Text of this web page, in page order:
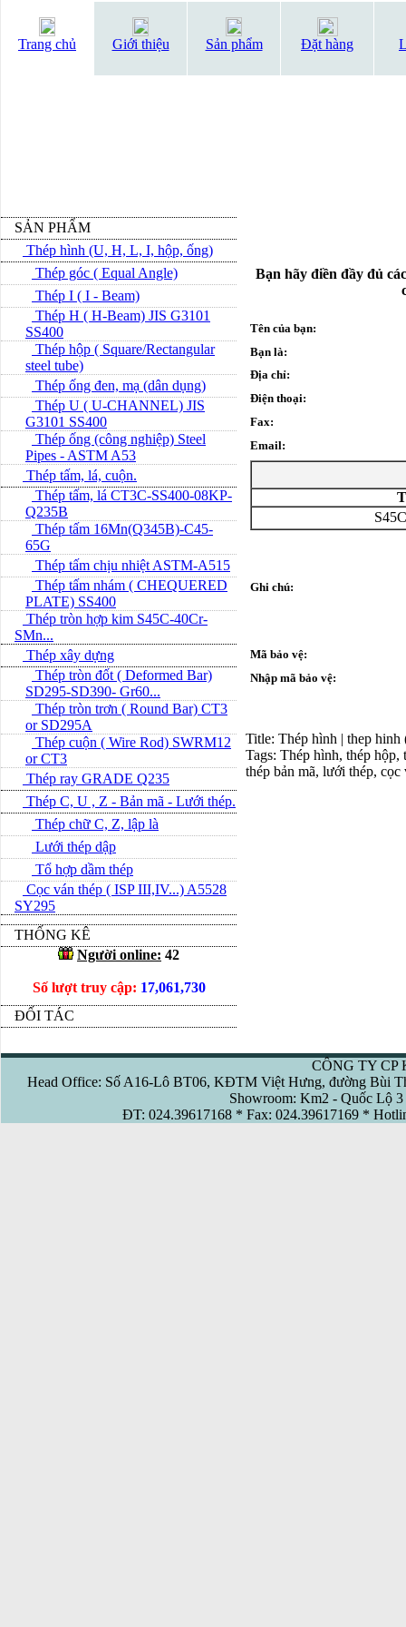
Trang chủ Giới thiệu Sản phẩm Đặt hàng
SẢN PHẨM
Thép hình (U, H, L, I, hộp, ống)
Thép góc ( Equal Angle)
Thép I ( I - Beam)
Thép H ( H-Beam) JIS G3101
SS400
Thép hộp ( Square/Rectangular
steel tube)
Thép ống đen, mạ (dân dụng)
Thép U ( U-CHANNEL) JIS
G3101 SS400
Thép ống (công nghiệp) Steel
Pipes - ASTM A53
Thép tấm, lá, cuộn.
Thép tấm, lá CT3C-SS400-08KP-
Q235B
Thép tấm 16Mn(Q345B)-C45-
65G
Thép tấm chịu nhiệt ASTM-A515
Thép tấm nhám ( CHEQUERED
PLATE) SS400
Thép tròn hợp kim S45C-40Cr-
SMn...
Thép xây dựng
Thép tròn đốt ( Deformed Bar)
SD295-SD390- Gr60...
Thép tròn trơn ( Round Bar) CT3
or SD295A
Thép cuộn ( Wire Rod) SWRM12
or CT3
Thép ray GRADE Q235
Thép C, U , Z - Bản mã - L­ưới thép.
Thép chữ C, Z, lập là
Lưới thép dập
Tổ hợp dầm thép
Cọc ván thép ( ISP III,IV...) A5528
SY295
THỐNG KÊ
Người online: 42
Số lượt truy cập: 17,061,730
ĐỐI TÁC
Bạn hãy điền đầy đủ
Tên của bạn:
Bạn là:
Địa chỉ:
Điện thoại:
Fax:
Email:
Ghi chú:
Mã bảo vệ:
Nhập mã bảo vệ:
Title: Thép hình | thep
Tags: Thép hình, thép hộp,
thép bản mã, lưới thép, cọc
CÔNG TY CP
Head Office: Số A16-Lô BT06, KĐTM Việt Hưng, đường Bùi
Showroom: Km2 - Quốc Lộ
ĐT: 024.39617168 * Fax: 024.39617169 *